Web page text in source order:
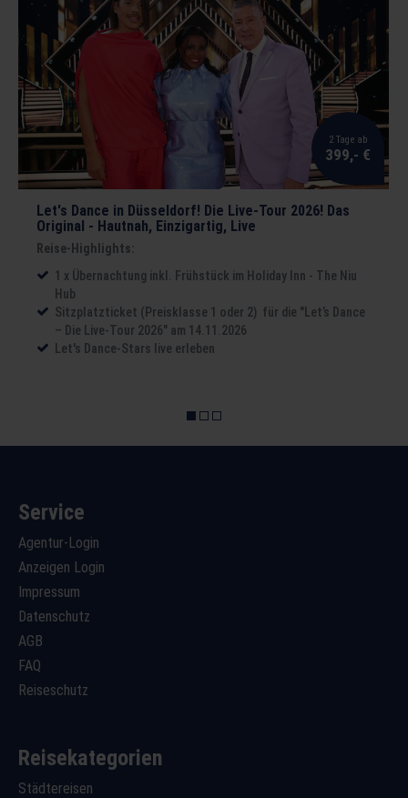
2 Tage ab
399,- €
Let's Dance in Düsseldorf! Die Live-Tour 2026! Das
Original - Hautnah, Einzigartig, Live
Reise-Highlights:
1 x Übernachtung inkl. Frühstück im Holiday Inn - The Niu
Hub
Sitzplatzticket (Preisklasse 1 oder 2) für die "Let’s Dance
– Die Live-Tour 2026" am 14.11.2026
Let's Dance-Stars live erleben
Service
Agentur-Login
Anzeigen Login
Impressum
Datenschutz
AGB
FAQ
Reiseschutz
Reisekategorien
Städtereisen